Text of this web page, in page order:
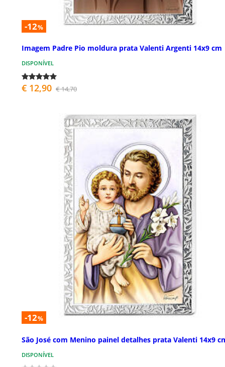
-12%
Imagem Padre Pio moldura prata Valenti Argenti 14x9 cm
DISPONÍVEL
€ 12,90 € 14,70
-12%
São José com Menino painel detalhes prata Valenti 14x9
DISPONÍVEL